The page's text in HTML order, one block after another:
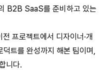
B2B SaaS를 준비하고 있는
프로젝트에서 디자이너·개
트를 완성까지 해본 팀이며,
니다.